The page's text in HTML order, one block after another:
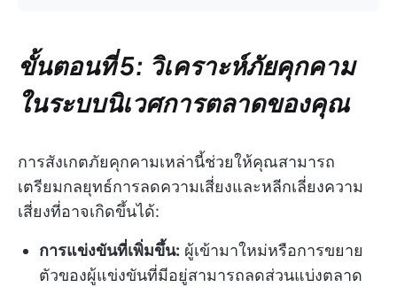
ขั้นตอนที่ 5: วิเคราะห์ภัยคุกคาม
ในระบบนิเวศการตลาดของคุณ
การสังเกตภัยคุกคามเหล่านี้ช่วยให้คุณสามารถ
เตรียมกลยุทธ์การลดความเสี่ยงและหลีกเลี่ยงความ
เสี่ยงที่อาจเกิดขึ้นได้:
การแข่งขันที่เพิ่มขึ้น: ผู้เข้ามาใหม่หรือการขยาย
ตัวของผู้แข่งขันที่มีอยู่สามารถลดส่วนแบ่งตลาด